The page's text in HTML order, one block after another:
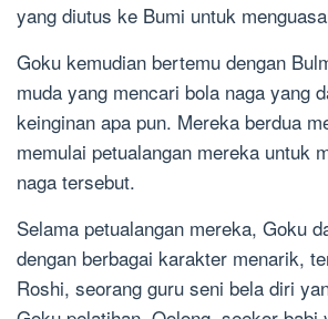
yang diutus ke Bumi untuk
Goku kemudian bertemu dengan
muda yang mencari bola naga yang
keinginan apa pun. Mereka berdua
memulai petualangan mereka untuk
naga tersebut.
Selama petualangan mereka, Goku
dengan berbagai karakter menarik,
Roshi, seorang guru seni bela diri